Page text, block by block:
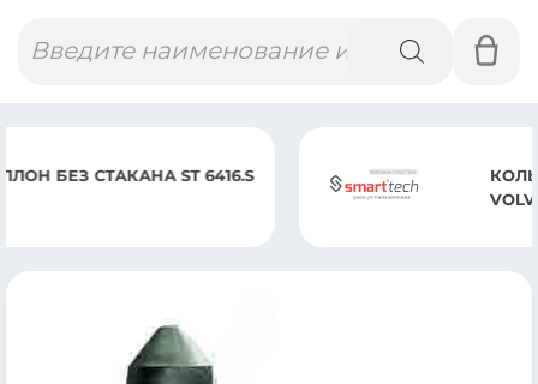
товаров
КОЛЬЦО СЕДЛА КЛАПАНА